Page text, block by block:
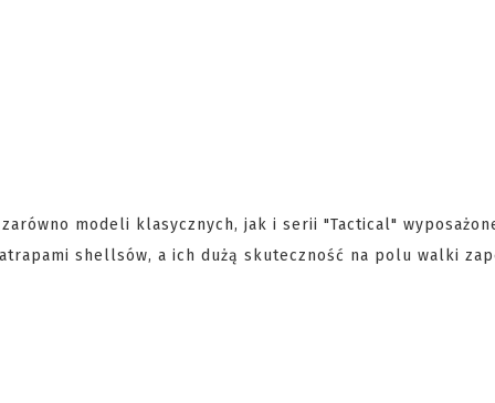
modeli klasycznych, jak i serii "Tactical"
shellsów, a ich dużą skuteczność na polu walki